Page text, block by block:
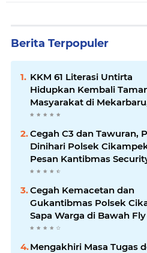
Berita Terpopuler
KKM 61 Literasi Untirta
Hidupkan Kembali
Masyarakat di
Program dengan Festival
Literasi
Cegah C3 dan Tawuran,
Dinihari Polsek
Pesan Kantibmas
Perumahan
Cegah Kemacetan dan
Gukantibmas Polsek
Sapa Warga di Bawah
Cikampek
Mengakhiri Masa Tugas